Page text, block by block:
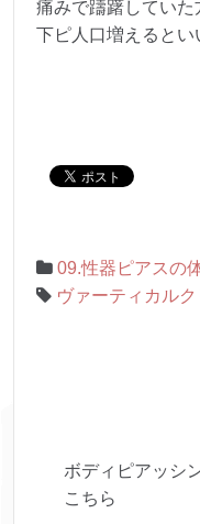
痛みで躊躇していた
下ピ人口増えるとい
09.性器ピアスの
ヴァーティカル
ボディピアッシ
こちら